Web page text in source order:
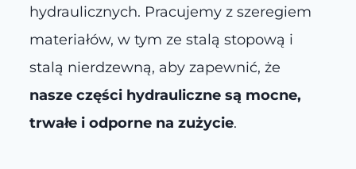
hydraulicznych. Pracujemy z szeregiem
materiałów, w tym ze stalą stopową i
stalą nierdzewną, aby zapewnić, że
nasze części hydrauliczne są mocne,
trwałe i odporne na zużycie.